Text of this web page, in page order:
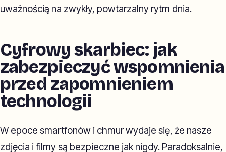
uważnością na zwykły, powtarzalny rytm dnia.
Cyfrowy skarbiec: jak
zabezpieczyć wspomnienia
przed zapomnieniem
technologii
W epoce smartfonów i chmur wydaje się, że nasze
zdjęcia i filmy są bezpieczne jak nigdy. Paradoksalnie,